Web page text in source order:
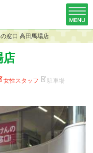
窓口 高田馬場店
店
女性スタッフ
駐車場